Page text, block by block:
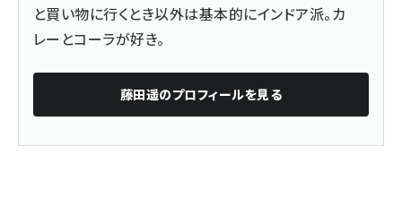
と買い物に行くとき以外は基本的にインドア派。カ
レーとコーラが好き。
藤田遥のプロフィールを見る